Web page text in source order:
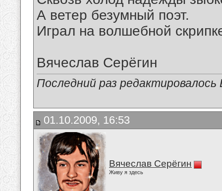
А ветер безумный поэт.
Играл на волшебной
Вячеслав Серёгин
Последний раз
01.10.2009, 16:53
Вячеслав Серёгин
Живу я здесь